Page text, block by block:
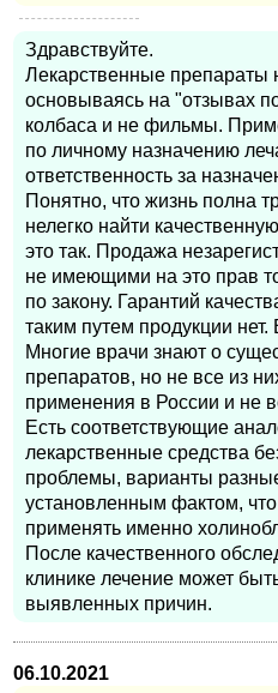
Здравствуйте.
Лекарственные препараты
основываясь на "отзывах
колбаса и не фильмы.
по личному назначению
ответственность за
Понятно, что жизнь полна
нелегко найти
это так. Продажа
не имеющими на это прав
по закону. Гарантий
таким путем продукции нет.
Многие врачи знают о
препаратов, но не все из
применения в России и не
Есть соответствующие
лекарственные средства
проблемы, варианты
установленным фактом,
применять именно
После качественного
клинике лечение может
выявленных причин.
06.10.2021